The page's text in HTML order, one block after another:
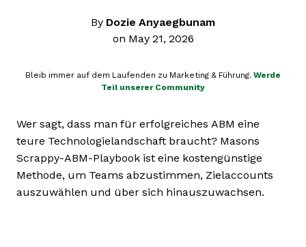
By Dozie Anyaegbunam
on May 21, 2026
Bleib immer auf dem Laufenden zu Marketing & Führung. Werde
Teil unserer Community
Wer sagt, dass man für erfolgreiches ABM eine
teure Technologielandschaft braucht? Masons
Scrappy-ABM-Playbook ist eine kostengünstige
Methode, um Teams abzustimmen, Zielaccounts
auszuwählen und über sich hinauszuwachsen.